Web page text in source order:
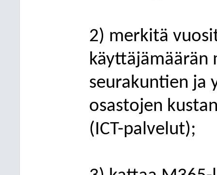
2) merkitä
käyttäjämäärän
seurakuntien ja
osastojen
(ICT-palvelut);